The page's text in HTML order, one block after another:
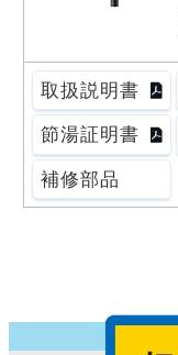
取扱説明書
節湯証明書
補修部品